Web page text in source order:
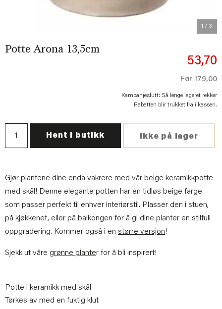
1 / 3
Potte Arona 13,5cm
53,70
Før 179,00
Kampanjeslutt: Så lenge lageret rekker
Rabatten blir trukket fra i kassen.
Ikke på lager
Hent i butikk
Gjør plantene dine enda vakrere med vår beige keramikkpotte
med skål! Denne elegante potten har en tidløs beige farge
som passer perfekt til enhver interiørstil. Plasser den i stuen,
på kjøkkenet, eller på balkongen for å gi dine planter en stilfull
oppgradering. Kommer også i en større versjon!
Sjekk ut våre grønne planter for å bli inspirert!
Potte i keramikk med skål
Tørkes av med en fuktig klut